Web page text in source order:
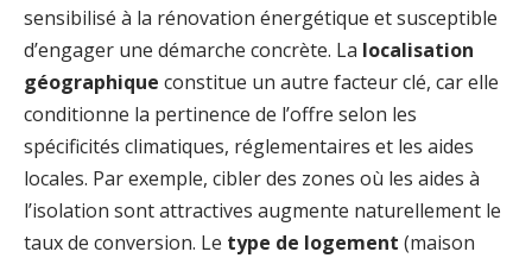
sensibilisé à la rénovation énergétique et susceptible
d’engager une démarche concrète. La localisation
géographique constitue un autre facteur clé, car elle
conditionne la pertinence de l’offre selon les
spécificités climatiques, réglementaires et les aides
locales. Par exemple, cibler des zones où les aides à
l’isolation sont attractives augmente naturellement le
taux de conversion. Le type de logement (maison